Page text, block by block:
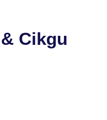
Cikgu